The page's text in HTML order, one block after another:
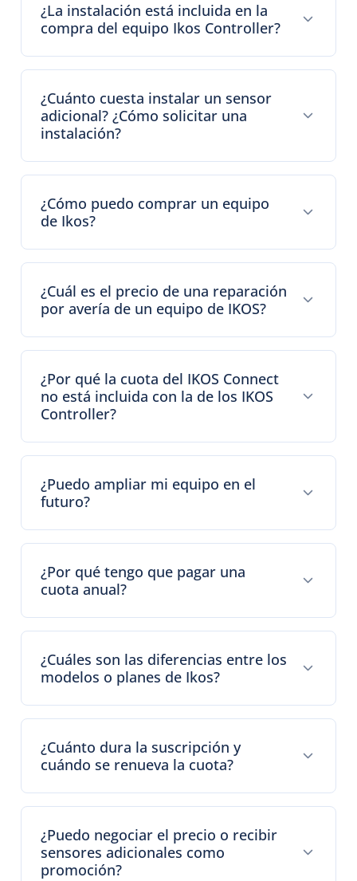
¿La instalación está incluida en la
compra del equipo Ikos Controller?
¿Cuánto cuesta instalar un sensor
adicional? ¿Cómo solicitar una
instalación?
¿Cómo puedo comprar un equipo
de Ikos?
¿Cuál es el precio de una reparación
por avería de un equipo de IKOS?
¿Por qué la cuota del IKOS Connect
no está incluida con la de los IKOS
Controller?
¿Puedo ampliar mi equipo en el
futuro?
¿Por qué tengo que pagar una
cuota anual?
¿Cuáles son las diferencias entre los
modelos o planes de Ikos?
¿Cuánto dura la suscripción y
cuándo se renueva la cuota?
¿Puedo negociar el precio o recibir
sensores adicionales como
promoción?